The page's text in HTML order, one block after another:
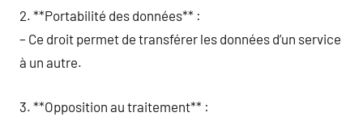
2. **Portabilité des données** :
– Ce droit permet de transférer les données d’un service
à un autre.
3. **Opposition au traitement** :